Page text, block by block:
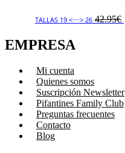
TALLAS 19 <····> 26 42.95€
EMPRESA
Mi cuenta
Quienes somos
Suscripción Newsletter
Pifantines Family Club
Preguntas frecuentes
Contacto
Blog